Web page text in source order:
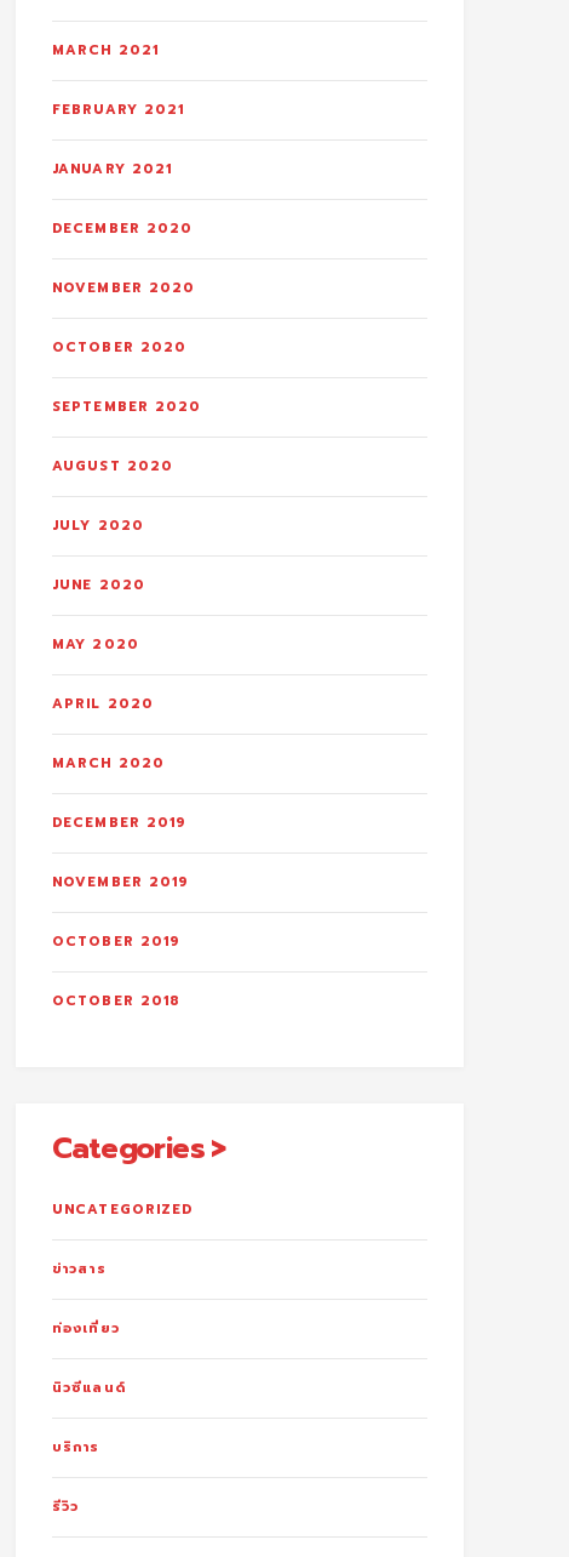
MARCH 2021
FEBRUARY 2021
JANUARY 2021
DECEMBER 2020
NOVEMBER 2020
OCTOBER 2020
SEPTEMBER 2020
AUGUST 2020
JULY 2020
JUNE 2020
MAY 2020
APRIL 2020
MARCH 2020
DECEMBER 2019
NOVEMBER 2019
OCTOBER 2019
OCTOBER 2018
Categories
UNCATEGORIZED
ข่าวสาร
ท่องเที่ยว
นิวซีแลนด์
บริการ
รีวิว